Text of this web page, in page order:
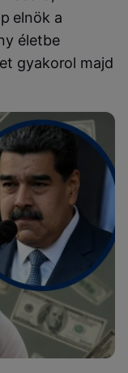
elnök a
életbe
gyakorol majd